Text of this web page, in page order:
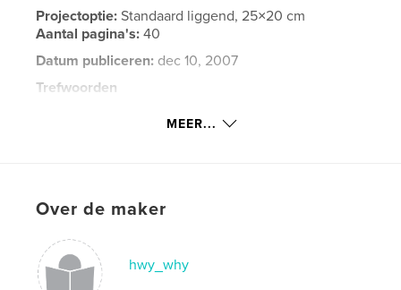
Projectoptie:Standaard liggend, 25×20 cm
Aantal pagina's:40
Datum publiceren: dec 10, 2007
Trefwoorden
MEER...
Over de maker
hwy_why